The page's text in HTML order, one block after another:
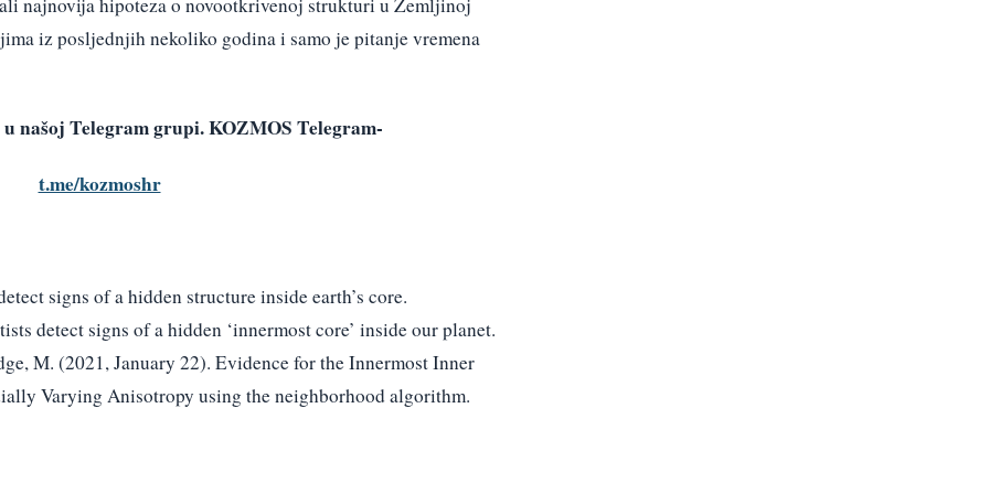
iz posljednjih nekoliko godina i samo je pitanje vremena
našoj Telegram grupi. KOZMOS Telegram-
t.me/kozmoshr
signs of a hidden structure inside earth’s core.
detect signs of a hidden ‘innermost core’ inside our planet.
M. (2021, January 22). Evidence for the Innermost Inner
Varying Anisotropy using the neighborhood algorithm.